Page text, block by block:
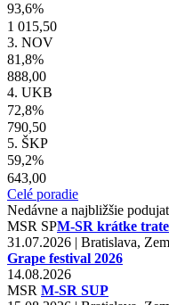
93,6%
1 015,50
3. NOV
81,8%
888,00
4. UKB
72,8%
790,50
5. ŠKP
59,2%
643,00
Celé poradie
Nedávne a najbližšie
MSR SPM-SR krátke trate
31.07.2026 | Bratislava,
Grape festival 2026
14.08.2026
MSR M-SR SUP